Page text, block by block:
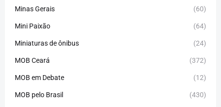
Minas Gerais (60)
Mini Paixão (64)
Miniaturas de ônibus (24)
MOB Ceará (372)
MOB em Debate (12)
MOB pelo Brasil (430)